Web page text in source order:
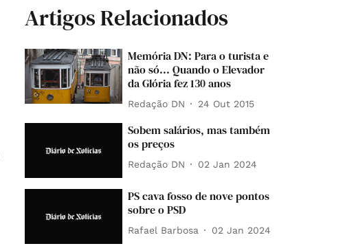
Artigos Relacionados
Memória DN: Para o turista e
não só... Quando o Elevador
da Glória fez 130 anos
Redação DN 24 Out 2015
Sobem salários, mas também
os preços
Redação DN 02 Jan 2024
PS cava fosso de nove pontos
sobre o PSD
Rafael Barbosa 02 Jan 2024